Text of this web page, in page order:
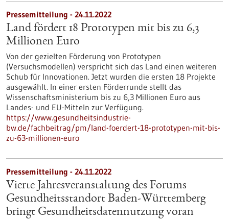
Pressemitteilung - 24.11.2022
Land fördert 18 Prototypen mit bis zu 6,3
Millionen Euro
Von der gezielten Förderung von Prototypen
(Versuchsmodellen) verspricht sich das Land einen weiteren
Schub für Innovationen. Jetzt wurden die ersten 18 Projekte
ausgewählt. In einer ersten Förderrunde stellt das
Wissenschaftsministerium bis zu 6,3 Millionen Euro aus
Landes- und EU-Mitteln zur Verfügung.
https://www.gesundheitsindustrie-
bw.de/fachbeitrag/pm/land-foerdert-18-prototypen-mit-bis-
zu-63-millionen-euro
Pressemitteilung - 24.11.2022
Vierte Jahresveranstaltung des Forums
Gesundheitsstandort Baden-Württemberg
bringt Gesundheitsdatennutzung voran